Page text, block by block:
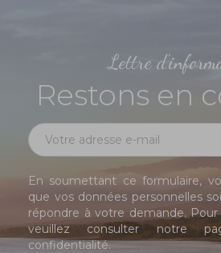
Lettre
Restons en
En soumettant ce formulaire,
que vos données personnelles
répondre à votre demande. Pour
veuillez consulter notre
confidentialité.